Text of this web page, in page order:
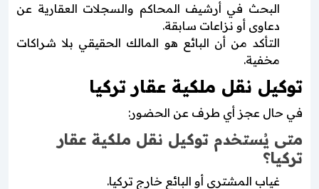
البحث في أرشيف المحاكم والسجلات العقارية عن
دعاوى أو نزاعات سابقة.
التأكد من أن البائع هو المالك الحقيقي بلا شراكات
مخفية.
توكيل نقل ملكية عقار تركيا
في حال عجز أي طرف عن الحضور:
متى يُستخدم توكيل نقل ملكية عقار
تركيا؟
غياب المشتري أو البائع خارج تركيا.